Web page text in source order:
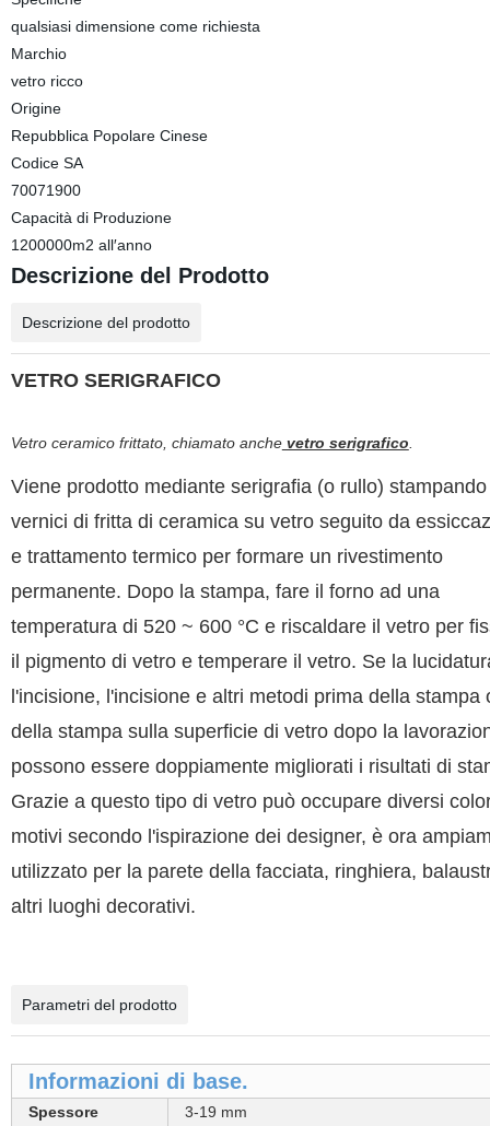
qualsiasi dimensione come richiesta
Marchio
vetro ricco
Origine
Repubblica Popolare Cinese
Codice SA
70071900
Capacità di Produzione
1200000m2 all′anno
Descrizione del Prodotto
Descrizione del prodotto
VETRO SERIGRAFICO
Vetro ceramico frittato, chiamato anchevetro serigrafico
Viene prodotto mediante serigrafia (o rullo) stampando
vernici di fritta di ceramica su vetro seguito da
e trattamento termico per formare un rivestimento
permanente. Dopo la stampa, fare il forno ad una
temperatura di 520 ~ 600 °C e riscaldare il vetro per
il pigmento di vetro e temperare il vetro. Se la
l'incisione, l'incisione e altri metodi prima della stampa
della stampa sulla superficie di vetro dopo la
possono essere doppiamente migliorati i risultati di
Grazie a questo tipo di vetro può occupare diversi
motivi secondo l'ispirazione dei designer, è ora
utilizzato per la parete della facciata, ringhiera,
altri luoghi decorativi.
Parametri del prodotto
Informazioni di base.
Spessore
3-19 mm